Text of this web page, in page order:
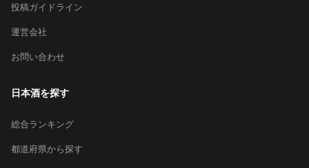
投稿ガイドライン
運営会社
お問い合わせ
日本酒を探す
総合ランキング
都道府県から探す